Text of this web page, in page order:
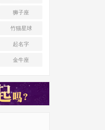
狮子座
竹猫星球
起名字
金牛座